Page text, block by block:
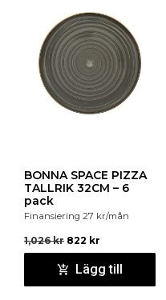
BONNA SPACE PIZZA
TALLRIK 32CM – 6
pack
Finansiering 27 kr/mån
1,026kr 822 kr
Lägg till